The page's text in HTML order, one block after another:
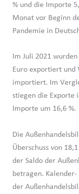
% und die Importe
Monat vor Beginn
Pandemie in
Im Juli 2021
Euro exportiert
importiert. Im
stiegen die Exporte
Importe um 16,6 %.
Die
Überschuss von
der Saldo der
betragen.
der